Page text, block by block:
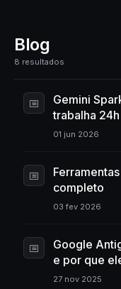
Blog
8 resultados
Gemini
trabalha
01 jun 2026
completo
03 fev 2026
Google
e por que
27 nov 2025